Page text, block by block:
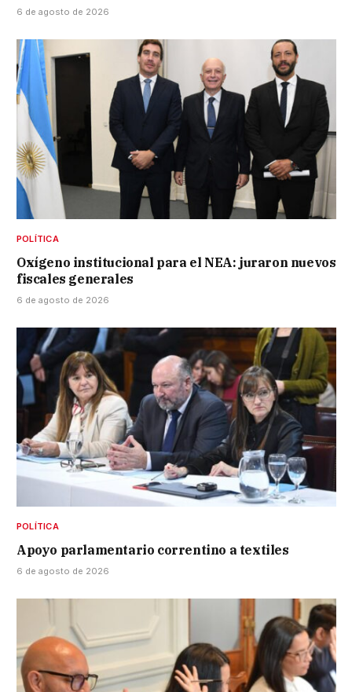
6 de agosto de 2026
POLÍTICA
Oxígeno institucional para el NEA: juraron nuevos
fiscales generales
6 de agosto de 2026
POLÍTICA
Apoyo parlamentario correntino a textiles
6 de agosto de 2026